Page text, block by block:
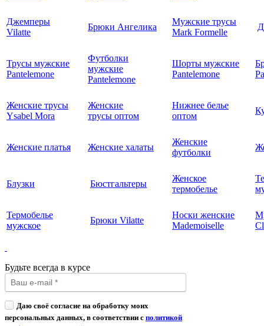
Джемперы
Vilatte
Брюки Ангелика
Мужские трусы
Mark Formelle
Трусы мужские
Pantelemone
Футболки
мужские
Pantelemone
Шорты мужские
Pantelemone
Женские трусы
Ysabel Mora
Женские
трусы оптом
Нижнее белье
оптом
Женские платья Женские халаты
Женские
футболки
Блузки Бюстгальтеры
Женское
термобелье
Термобелье
мужское
Брюки Vilatte
Носки женские
Mademoiselle
Будьте всегда в курсе
Даю своё согласие на обработку моих
персональных данных, в соответствии с политикой